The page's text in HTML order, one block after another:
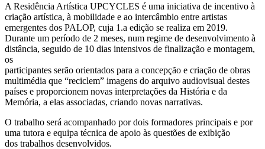
A Residência Artística UPCYCLES é uma iniciativa de incentivo à
criação artística, à mobilidade e ao intercâmbio entre artistas
emergentes dos PALOP, cuja 1.a edição se realiza em 2019.
Durante um período de 2 meses, num regime de desenvolvimento à
distância, seguido de 10 dias intensivos de finalização e montagem,
os
participantes serão orientados para a concepção e criação de obras
multimédia que “reciclem” imagens do arquivo audiovisual destes
países e proporcionem novas interpretações da História e da
Memória, a elas associadas, criando novas narrativas.
O trabalho será acompanhado por dois formadores principais e por
uma tutora e equipa técnica de apoio às questões de exibição
dos trabalhos desenvolvidos.